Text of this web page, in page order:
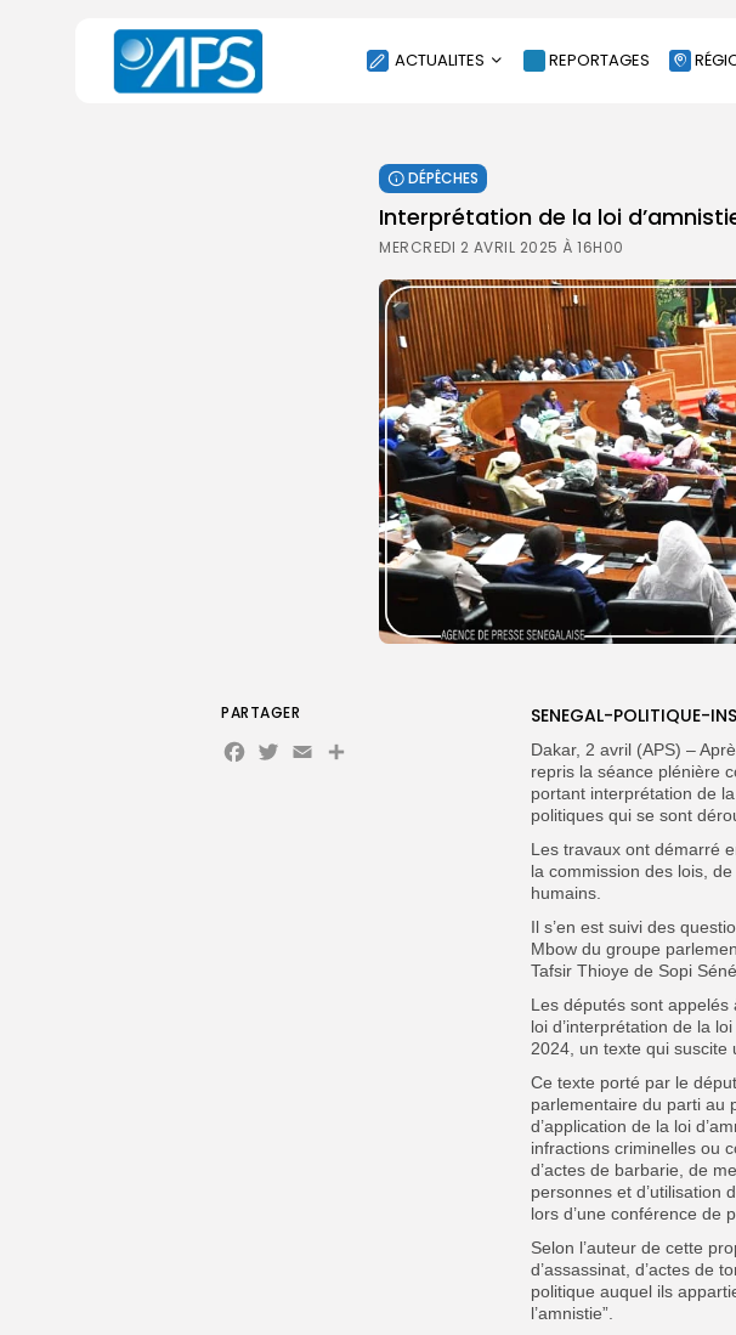
ACTUALITES
SOCIÉTÉ
ÉCONOMIE
CULTURE
SPORT
ENVIRONNEMENT
INTERNATIONAL
AGENDA
SANTE
REPORTAGES
DÉPÊCHES
Interprétation de la loi
MERCREDI 2 AVRIL 2025 À 16H00
SENEGAL-POLITIQUE-
Dakar, 2 avril (APS) –
repris la séance plénière
portant interprétation de
politiques qui se sont
Les travaux ont démarré
la commission des lois,
humains.
Il s’en est suivi des
Mbow du groupe
Tafsir Thioye de Sopi
Les députés sont
loi d’interprétation de la
2024, un texte qui suscite
Ce texte porté par le
parlementaire du parti au
d’application de la loi
infractions criminelles ou
d’actes de barbarie, de
personnes et d’utilisation
lors d’une conférence de
Selon l’auteur de cette
d’assassinat, d’actes de
politique auquel ils
l’amnistie”.
PARTAGER
Facebook
Twitter
EmailPartager